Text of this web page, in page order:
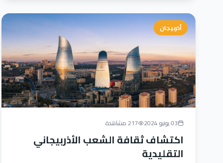
أذربيجان
03 يونيو 2024 217 مشاهدة
اكتشاف ثقافة الشعب الأذربيجاني
التقليدية